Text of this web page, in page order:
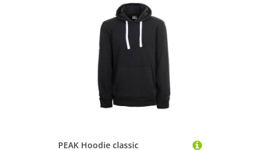
PEAK Hoodie classic